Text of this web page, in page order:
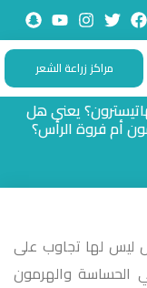
مراكز زراعة الشعر
يعني هل
أم فروة الرأس؟
ليس لها تجاوب على
الحساسة والهرمون